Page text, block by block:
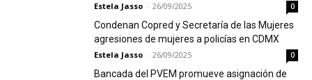
Estela Jasso - 26/09/2025 0
Condenan Copred y Secretaría de las Mujeres
agresiones de mujeres a policías en CDMX
Estela Jasso - 26/09/2025 0
Bancada del PVEM promueve asignación de